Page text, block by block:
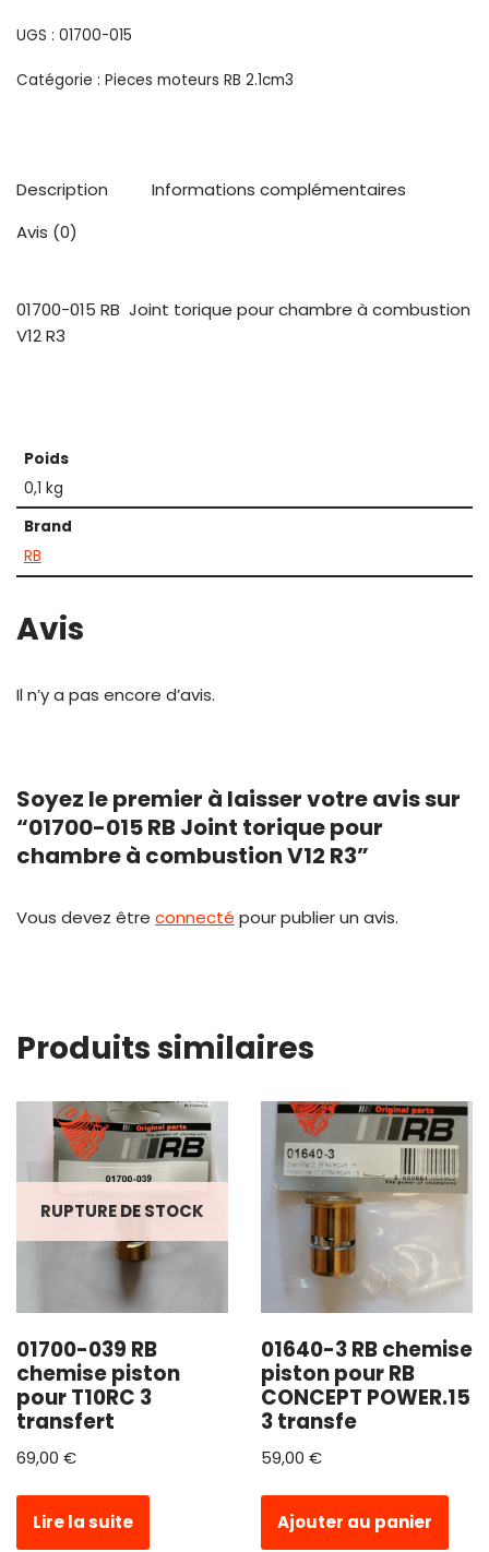
UGS : 01700-015
Catégorie : Pieces moteurs RB 2.1cm3
Description
Informations complémentaires
Avis (0)
01700-015 RB Joint torique pour chambre à combustion
V12 R3
Poids
0,1 kg
Brand
RB
Avis
Il n’y a pas encore d’avis.
Soyez le premier à laisser votre avis sur
“01700-015 RB Joint torique pour
chambre à combustion V12 R3”
Vous devez être connecté pour publier un avis.
Produits similaires
RUPTURE DE STOCK
01700-039 RB
chemise piston
pour T10RC 3
transfert
69,00 €
Lire la suite
01640-3 RB chemise
piston pour RB
CONCEPT POWER.15
3 transfe
59,00 €
Ajouter au panier